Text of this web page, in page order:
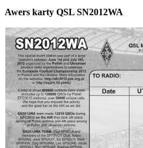
Awers karty QSL SN2012WA